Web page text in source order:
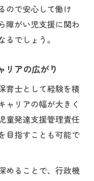
ので安心して働け
障がい児支援に関わ
でしょう。
リアの広がり
育士として経験を積
ャリアの幅が大きく
童発達支援管理責任
目指すことも可能で
めることで、行政機